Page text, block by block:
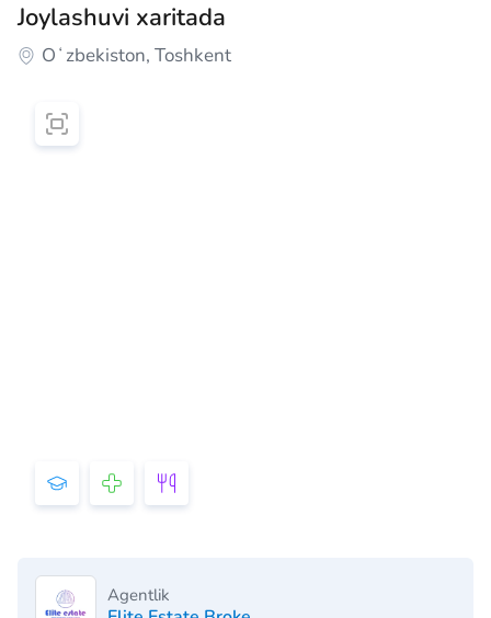
Joylashuvi xaritada
Oʻzbekiston, Toshkent
Agentlik